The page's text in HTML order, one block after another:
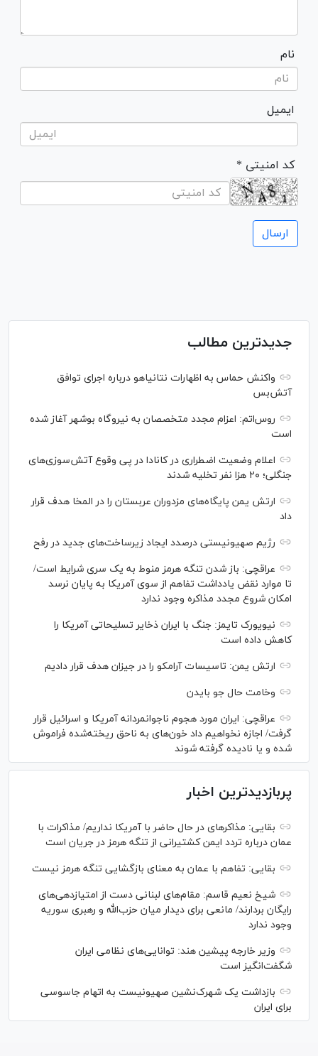
نام
ایمیل
* کد امنیتی
جدیدترین مطالب
واکنش حماس به اظهارات نتانیاهو درباره اجرای توافق
آتش‌بس
روس‌اتم: اعزام مجدد متخصصان به نیروگاه بوشهر آغاز شده
است
اعلام وضعیت اضطراری در کانادا در پی وقوع آتش‌سوزی‌های
جنگلی؛ ۲۰ هزا نفر تخلیه شدند
ارتش یمن پایگاه‌های مزدوران عربستان را در المخا هدف قرار
داد
رژیم صهیونیستی درصدد ایجاد زیرساخت‌های جدید در رفح
عراقچی: باز شدن تنگه هرمز منوط به یک سری شرایط است/
تا موارد نقض یادداشت تفاهم از سوی آمریکا به پایان نرسد
امکان شروع مجدد مذاکره وجود ندارد
نیویورک تایمز: جنگ با ایران ذخایر تسلیحاتی آمریکا را
کاهش داده است
ارتش یمن: تاسیسات آرامکو را در جیزان هدف قرار دادیم
وخامت حال جو بایدن
عراقچی: ایران مورد هجوم ناجوانمردانه آمریکا و اسرائیل قرار
گرفت/ اجازه نخواهیم داد خون‌های به ناحق ریخته‌شده فراموش
شده و یا نادیده گرفته شوند
پربازدیدترین اخبار
بقایی: مذاکره‎ای در حال حاضر با آمریکا نداریم/ مذاکرات با
عمان درباره تردد ایمن کشتیرانی از تنگه هرمز در جریان است
بقایی: تفاهم با عمان به معنای بازگشایی تنگه هرمز نیست
شیخ نعیم قاسم: مقام‌های لبنانی دست از امتیازدهی‌های
رایگان بردارند/ مانعی برای دیدار میان حزب‌الله و رهبری سوریه
وجود ندارد
وزیر خارجه پیشین هند: توانایی‌های نظامی ایران
شگفت‌انگیز است
بازداشت یک شهرک‌نشین صهیونیست به اتهام جاسوسی
برای ایران